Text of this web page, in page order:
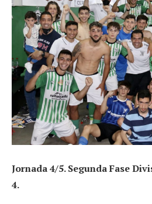
Jornada 4/5. Segunda Fase
4.